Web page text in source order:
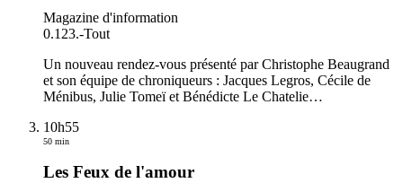
Magazine d'information
0.123.-Tout
Un nouveau rendez-vous présenté par Christophe Beaugrand
et son équipe de chroniqueurs : Jacques Legros, Cécile de
Ménibus, Julie Tomeï et Bénédicte Le Chatelie…
10h55
50 min
Les Feux de l'amour